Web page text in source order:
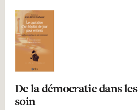
De la démocratie dans
soin